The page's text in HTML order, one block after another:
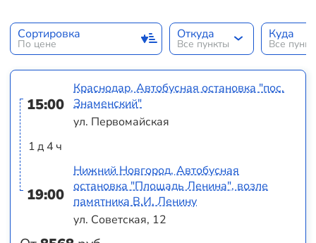
Сортировка
По цене
Откуда
Все пункты
Куда
Все
15:00
1 д 4 ч
19:00
Краснодар, Автобусная остановка "пос.
Знаменский"
ул. Первомайская
Нижний Новгород, Автобусная
остановка "Площадь Ленина", возле
памятника В.И. Ленину
ул. Советская, 12